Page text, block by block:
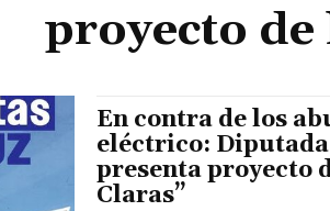
proyecto de
En contra de los
eléctrico:
presenta proyecto
Claras”